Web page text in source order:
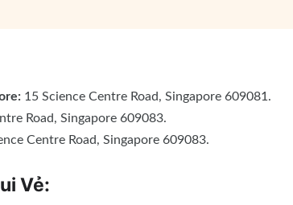
15 Science Centre Road, Singapore 609081.
Road, Singapore 609083.
Centre Road, Singapore 609083.
Vẻ: